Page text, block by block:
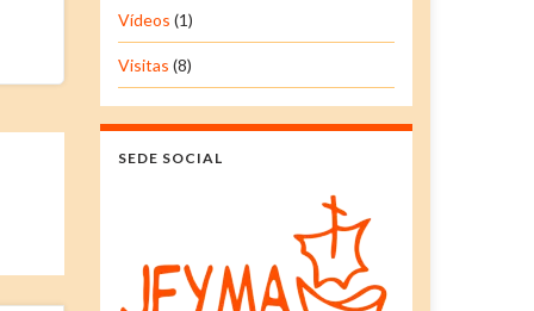
Vídeos (1)
Visitas (8)
SEDE SOCIAL